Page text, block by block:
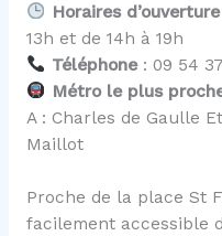
Horaires d’ouverture
13h et de 14h à 19h
Téléphone: 09 54
Métro le plus
A : Charles de Gaulle
Maillot
Proche de la place St
facilement accessible